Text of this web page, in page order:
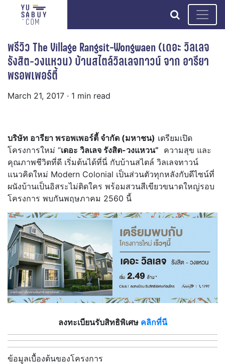
search
พรีวิว The Village Rangsit-Wongwaen (เดอะ วิลเลจ
รังสิต-วงแหวน) บ้านสไตล์วิลเลจทาวน์ จาก อารียา
พรอพเพอร์ตี้
March 21, 2017 · 1 min read
บริษัท อารียา พรอพเพอร์ตี้ จำกัด (มหาชน) เตรียมเปิด
โครงการใหม่ “เดอะ วิลเลจ รังสิต-วงแหวน” ความสุข และ
คุณภาพชีวิตที่ดี เริ่มต้นได้ที่นี่ กับบ้านสไตล์ วิลเลจทาวน์
แนวคิดใหม่ Modern Colonial เป็นส่วนตัวทุกหลังกับดีไซน์ที่
ผนังบ้านเป็นอิสระไม่ติดใคร พร้อมสวนสีเขียวขนาดใหญ่รอบ
โครงการ พบกันพฤษภาคม 2560 นี้
ลงทะเบียนรับสิทธิพิเศษ คลิกที่นี
ข้อมูลเบื้องต้นของโครงการ